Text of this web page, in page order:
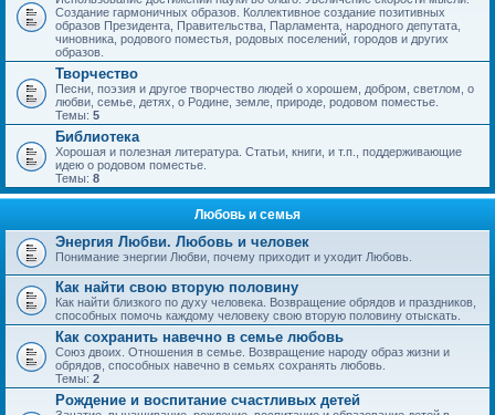
Создание гармоничных образов. Коллективное создание позитивных
образов Президента, Правительства, Парламента, народного депутата,
чиновника, родового поместья, родовых поселений, городов и других
образов.
Творчество
Песни, поэзия и другое творчество людей о хорошем, добром, светлом, о
любви, семье, детях, о Родине, земле, природе, родовом поместье.
Темы: 5
Библиотека
Хорошая и полезная литература. Статьи, книги, и т.п., поддерживающие
идею о родовом поместье.
Темы: 8
Любовь и семья
Энергия Любви. Любовь и человек
Понимание энергии Любви, почему приходит и уходит Любовь.
Как найти свою вторую половину
Как найти близкого по духу человека. Возвращение обрядов и праздников,
способных помочь каждому человеку свою вторую половину отыскать.
Как сохранить навечно в семье любовь
Союз двоих. Отношения в семье. Возвращение народу образ жизни и
обрядов, способных навечно в семьях сохранять любовь.
Темы: 2
Рождение и воспитание счастливых детей